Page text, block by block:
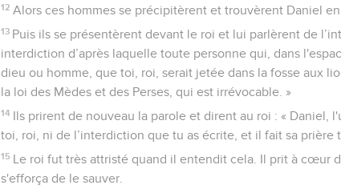
12 Alors ces hommes se précipitèrent et trouvèrent Daniel
13 Puis ils se présentèrent devant le roi et lui parlèrent de
interdiction d’après laquelle toute personne qui, dans
dieu ou homme, que toi, roi, serait jetée dans la fosse aux
la loi des Mèdes et des Perses, qui est irrévocable. »
14
Ils prirent de nouveau la parole et dirent au roi : «
toi, roi, ni de l’interdiction que tu as écrite, et il fait sa prière
15
Le roi fut très attristé quand il entendit cela. Il prit à cœur
s'efforça de le sauver.